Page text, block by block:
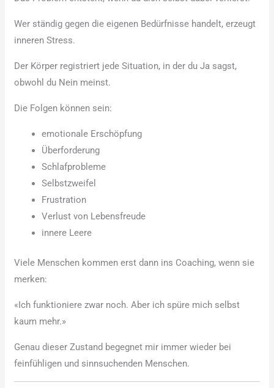
Wer ständig gegen die eigenen Bedürfnisse handelt, erzeugt
inneren Stress.
Der Körper registriert jede Situation, in der du Ja sagst,
obwohl du Nein meinst.
Die Folgen können sein:
emotionale Erschöpfung
Überforderung
Schlafprobleme
Selbstzweifel
Frustration
Verlust von Lebensfreude
innere Leere
Viele Menschen kommen erst dann ins Coaching, wenn sie
merken:
«Ich funktioniere zwar noch. Aber ich spüre mich selbst
kaum mehr.»
Genau dieser Zustand begegnet mir immer wieder bei
feinfühligen und sinnsuchenden Menschen.